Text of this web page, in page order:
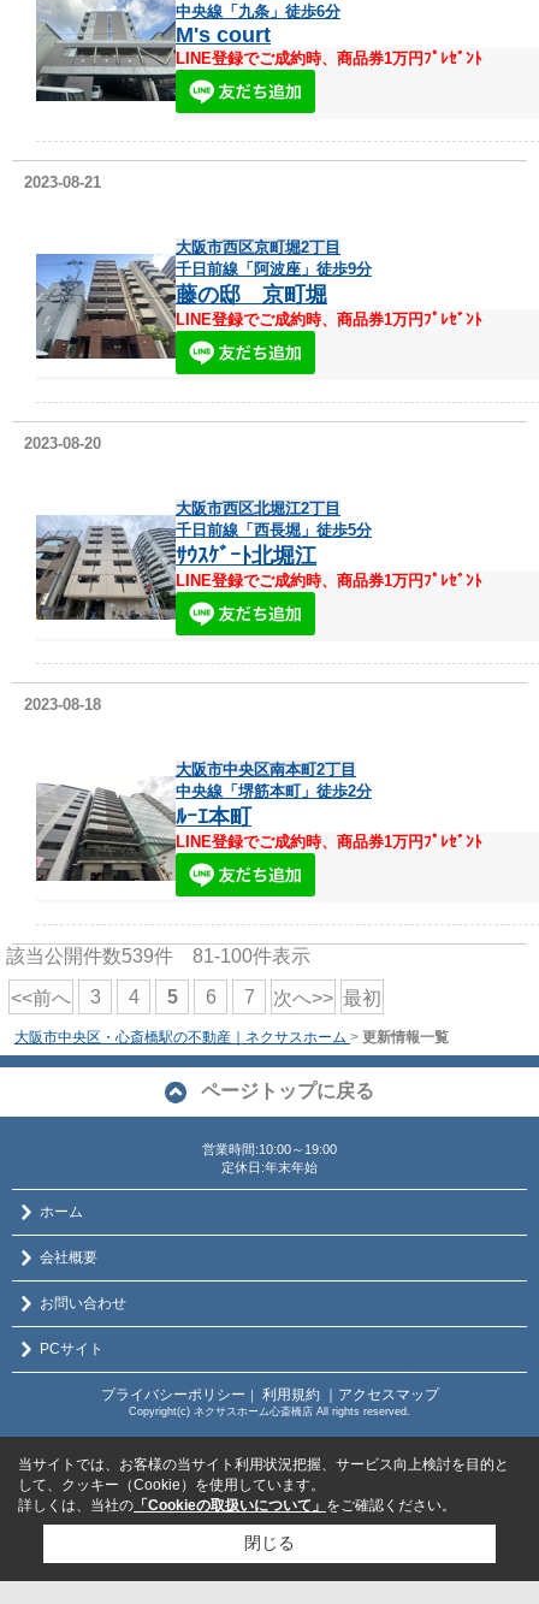
中央線「九条」徒歩6分
M's court
LINE登録でご成約時、商品券1万円ﾌﾟﾚｾﾞﾝﾄ
2023-08-21
大阪市西区京町堀2丁目
千日前線「阿波座」徒歩9分
藤の邸 京町堀
LINE登録でご成約時、商品券1万円ﾌﾟﾚｾﾞﾝﾄ
2023-08-20
大阪市西区北堀江2丁目
千日前線「西長堀」徒歩5分
ｻｳｽｹﾞｰﾄ北堀江
LINE登録でご成約時、商品券1万円ﾌﾟﾚｾﾞﾝﾄ
2023-08-18
大阪市中央区南本町2丁目
中央線「堺筋本町」徒歩2分
ﾙｰｴ本町
LINE登録でご成約時、商品券1万円ﾌﾟﾚｾﾞﾝﾄ
該当公開件数539件 81-100件表示
<<前へ 3 4 5 6 7 次へ>> 最初
大阪市中央区・心斎橋駅の不動産｜ネクサスホーム > 更新情報一覧
ページトップに戻る
営業時間:10:00～19:00
定休日:年末年始
ホーム
会社概要
お問い合わせ
PCサイト
プライバシーポリシー ｜ 利用規約 ｜アクセスマップ
Copyright(c) ネクサスホーム心斎橋店 All rights reserved.
当サイトでは、お客様の当サイト利用状況把握、サービス向上検討を目的と
して、クッキー（Cookie）を使用しています。
詳しくは、当社の 「Cookieの取扱いについて」 をご確認ください。
閉じる